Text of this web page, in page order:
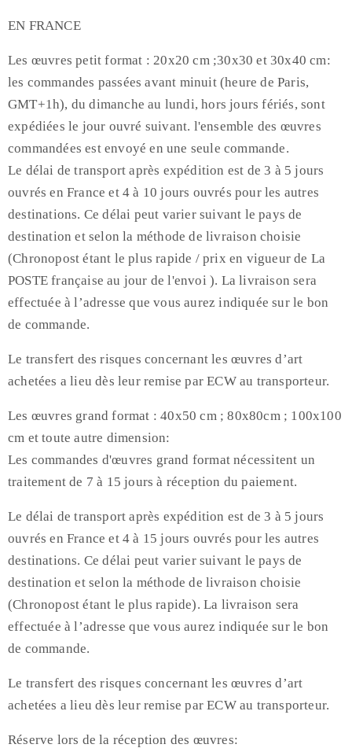
EN FRANCE
Les œuvres petit format : 20x20 cm ;30x30 et 30x40 cm:
les commandes passées avant minuit (heure de Paris,
GMT+1h), du dimanche au lundi, hors jours fériés, sont
expédiées le jour ouvré suivant. l'ensemble des œuvres
commandées est envoyé en une seule commande.
Le délai de transport après expédition est de 3 à 5 jours
ouvrés en France et 4 à 10 jours ouvrés pour les autres
destinations. Ce délai peut varier suivant le pays de
destination et selon la méthode de livraison choisie
(Chronopost étant le plus rapide / prix en vigueur de La
POSTE française au jour de l'envoi ). La livraison sera
effectuée à l’adresse que vous aurez indiquée sur le bon
de commande.
Le transfert des risques concernant les œuvres d’art
achetées a lieu dès leur remise par ECW au transporteur.
Les œuvres grand format : 40x50 cm ; 80x80cm ; 100x100
cm et toute autre dimension:
Les commandes d'œuvres grand format nécessitent un
traitement de 7 à 15 jours à réception du paiement.
Le délai de transport après expédition est de 3 à 5 jours
ouvrés en France et 4 à 15 jours ouvrés pour les autres
destinations. Ce délai peut varier suivant le pays de
destination et selon la méthode de livraison choisie
(Chronopost étant le plus rapide). La livraison sera
effectuée à l’adresse que vous aurez indiquée sur le bon
de commande.
Le transfert des risques concernant les œuvres d’art
achetées a lieu dès leur remise par ECW au transporteur.
Réserve lors de la réception des œuvres: